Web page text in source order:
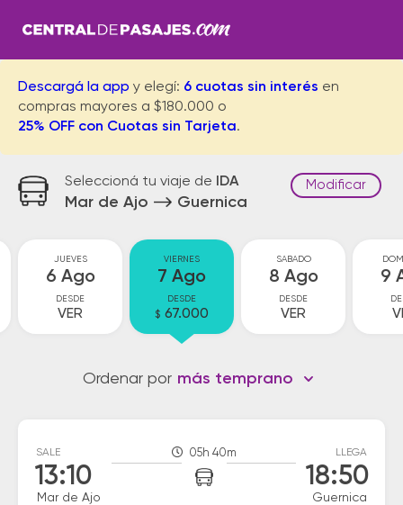
Descargá la app y elegí: 6 cuotas sin interés en
compras mayores a $180.000 o
25% OFF con Cuotas sin Tarjeta.
Seleccioná tu viaje de IDA
Mar de Ajo Guernica
Modificar
JUEVES
6 Ago
DESDE
VER
VIERNES
7 Ago
DESDE
$ 67.000
SABADO
8 Ago
DESDE
VER
9
Ordenar por más temprano
SALE
13:10
Mar de Ajo
05h 40m LLEGA
18:50
Guernica